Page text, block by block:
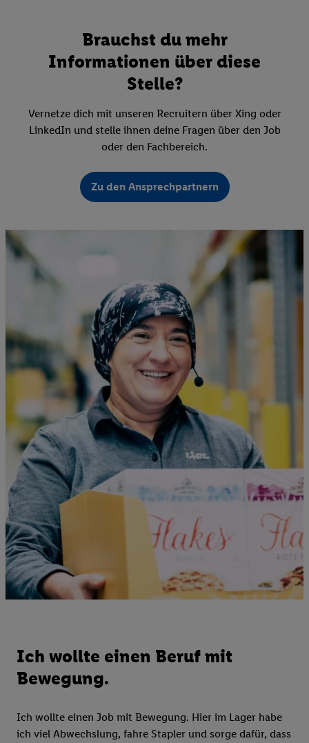
Brauchst du mehr
Informationen über diese
Stelle?
Vernetze dich mit unseren Recruitern über Xing oder
LinkedIn und stelle ihnen deine Fragen über den Job
oder den Fachbereich.
Zu den Ansprechpartnern
Ich wollte einen Beruf mit
Bewegung.
Ich wollte einen Job mit Bewegung. Hier im Lager habe
ich viel Abwechslung, fahre Stapler und sorge dafür, dass